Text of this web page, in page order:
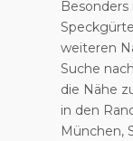
weiteren
Suche
die Nähe
in den
München,